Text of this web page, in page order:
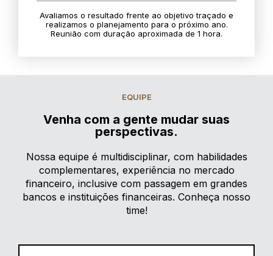
Avaliamos o resultado frente ao objetivo traçado e
realizamos o planejamento para o próximo ano.
Reunião com duração aproximada de 1 hora.
EQUIPE
Venha com a gente mudar suas
perspectivas.
Nossa equipe é multidisciplinar, com habilidades
complementares, experiência no mercado
financeiro, inclusive com passagem em grandes
bancos e instituições financeiras. Conheça nosso
time!